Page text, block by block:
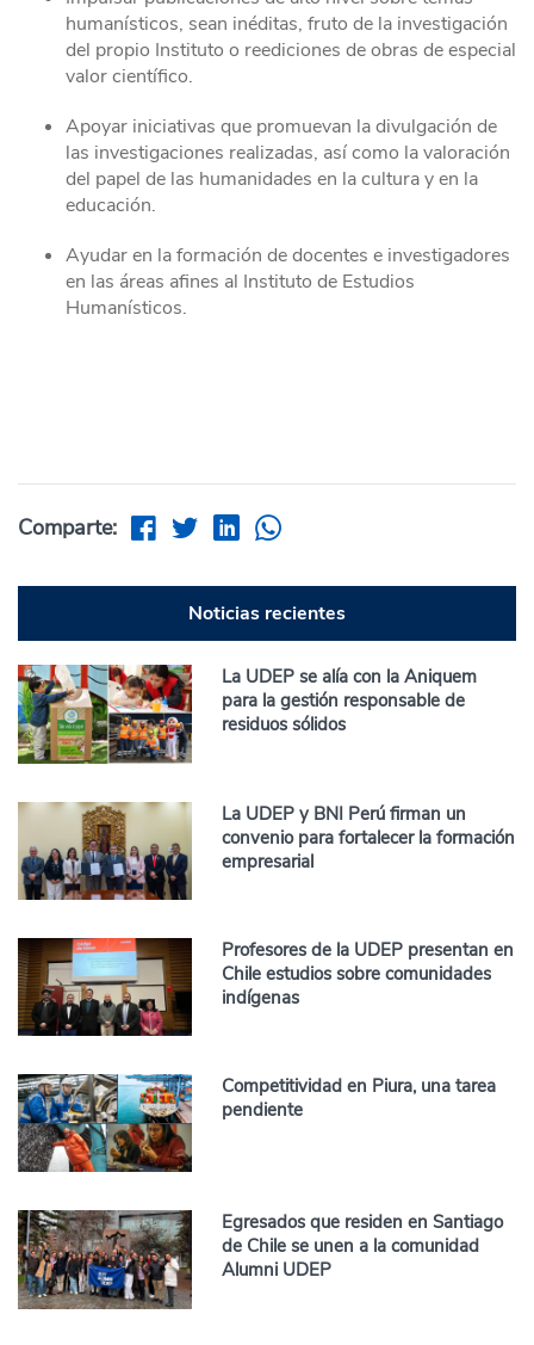
humanísticos, sean inéditas, fruto de la investigación
del propio Instituto o reediciones de obras de especial
valor científico.
Apoyar iniciativas que promuevan la divulgación de
las investigaciones realizadas, así como la valoración
del papel de las humanidades en la cultura y en la
educación.
Ayudar en la formación de docentes e investigadores
en las áreas afines al Instituto de Estudios
Humanísticos.
Comparte:
Noticias recientes
La UDEP se alía con la Aniquem
para la gestión responsable de
residuos sólidos
La UDEP y BNI Perú firman un
convenio para fortalecer la formación
empresarial
Profesores de la UDEP presentan en
Chile estudios sobre comunidades
indígenas
Competitividad en Piura, una tarea
pendiente
Egresados que residen en Santiago
de Chile se unen a la comunidad
Alumni UDEP